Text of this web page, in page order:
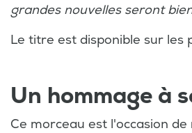
grandes nouvelles seront
Le titre est disponible sur les
Un hommage à
Ce morceau est l'occasion